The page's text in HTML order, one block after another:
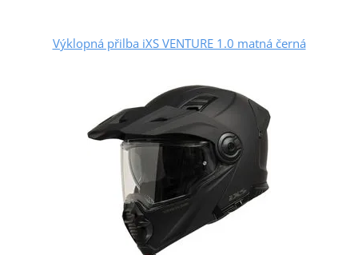
Výklopná přilba iXS VENTURE 1.0 matná černá